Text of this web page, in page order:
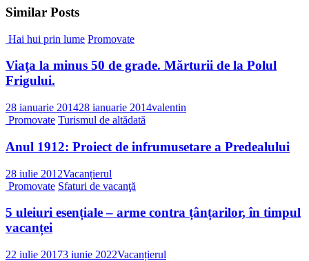
Similar Posts
Hai hui prin lume Promovate
Viaţa la minus 50 de grade. Mărturii de la Polul
Frigului.
28 ianuarie 201428 ianuarie 2014valentin
Promovate Turismul de altădată
Anul 1912: Proiect de infrumusetare a Predealului
28 iulie 2012Vacanțierul
Promovate Sfaturi de vacanţă
5 uleiuri esențiale – arme contra țânțarilor, în timpul
vacanței
22 iulie 20173 iunie 2022Vacanțierul